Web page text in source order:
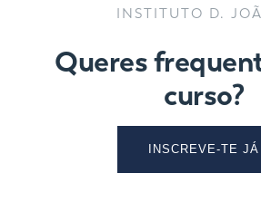
INSTITUTO D.
Queres
curso?
INSCREVE-TE JÁ